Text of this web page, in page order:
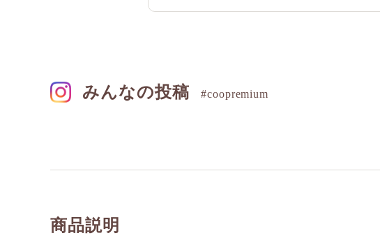
みんなの投稿 #coopremium
商品説明